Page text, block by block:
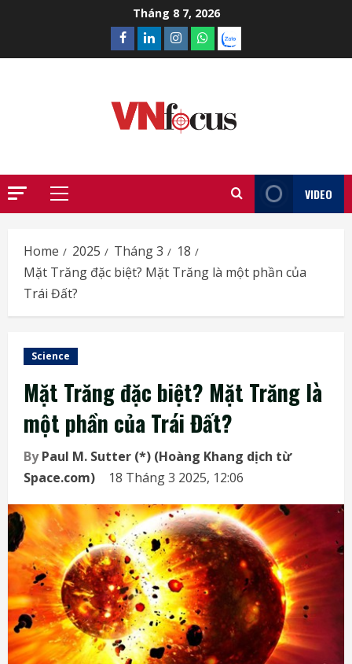
Tháng 8 7, 2026
Facebook
LinkedinInstagram
What’sapp
Zalo
Primary
VIDEO
Home 2025 Tháng 3
18
Mặt Trăng đặc biệt? Mặt Trăng là một phần của
Trái Đất?
Science
Mặt Trăng đặc biệt? Mặt Trăng là
một phần của Trái Đất?
ByPaul M. Sutter (*) (Hoàng Khang dịch từ
Space.com)
18 Tháng 3 2025, 12:06